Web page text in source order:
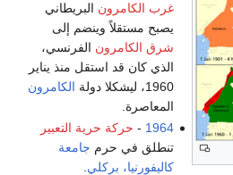
غرب الكامرون البريطاني
يصبح مستقلاً وينضم إلى
شرق الكامرون الفرنسي،
الذي كان قد استقل منذ يناير
1960، ليشكلا دولة
الكامرون
المعاصرة.
1964
- حركة حرية التعبير
تنطلق في حرم جامعة
كاليفورنيا، بركلي